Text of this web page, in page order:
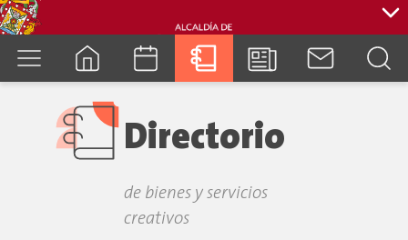
Directorio
de bienes y servicios
creativos